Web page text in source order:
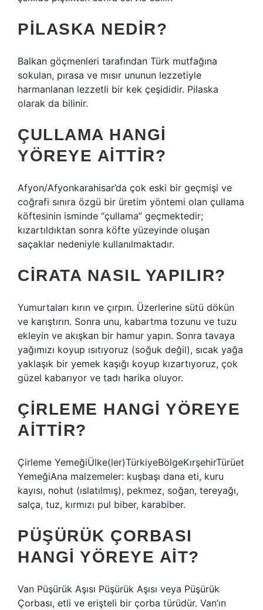
PILASKA NEDIR?
Balkan göçmenleri tarafından Türk mutfağına
sokulan, pırasa ve mısır ununun lezzetiyle
harmanlanan lezzetli bir kek çeşididir. Pilaska
olarak da bilinir.
ÇULLAMA HANGI
YÖREYE AITTIR?
Afyon/Afyonkarahisar’da çok eski bir geçmişi ve
coğrafi sınıra özgü bir üretim yöntemi olan çullama
köftesinin isminde “çullama” geçmektedir;
kızartıldıktan sonra köfte yüzeyinde oluşan
saçaklar nedeniyle kullanılmaktadır.
CIRATA NASIL YAPILIR?
Yumurtaları kırın ve çırpın. Üzerlerine sütü dökün
ve karıştırın. Sonra unu, kabartma tozunu ve tuzu
ekleyin ve akışkan bir hamur yapın. Sonra tavaya
yağımızı koyup ısıtıyoruz (soğuk değil), sıcak yağa
yaklaşık bir yemek kaşığı koyup kızartıyoruz, çok
güzel kabarıyor ve tadı harika oluyor.
ÇIRLEME HANGI YÖREYE
AITTIR?
Çirleme YemeğiÜlke(ler)TürkiyeBölgeKırşehirTürüet
YemeğiAna malzemeler: kuşbaşı dana eti, kuru
kayısı, nohut (ıslatılmış), pekmez, soğan, tereyağı,
salça, tuz, kırmızı pul biber, karabiber.
PÜŞÜRÜK ÇORBASI
HANGI YÖREYE AIT?
Van Püşürük Aşısı Püşürük Aşısı veya Püşürük
Çorbası, etli ve erişteli bir çorba türüdür. Van’ın